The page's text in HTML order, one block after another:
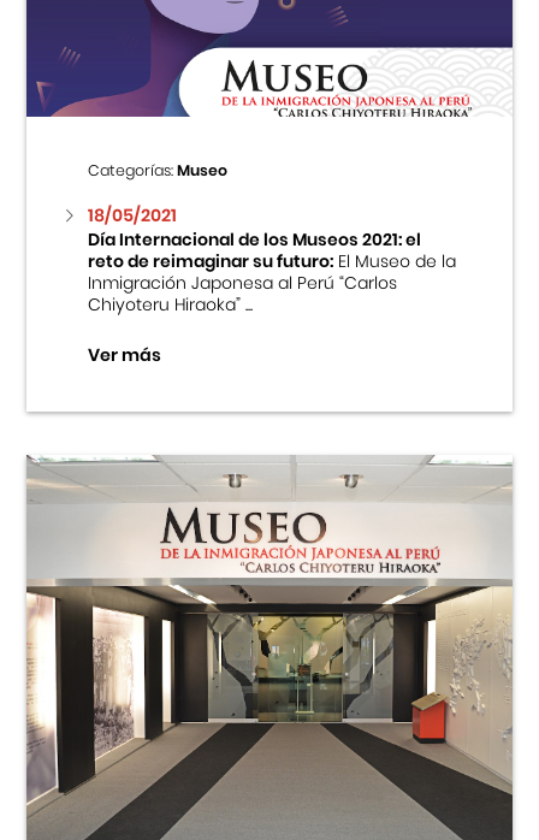
Centro Cultural Peruano Japonés
Cursos
Museo de la Inmigración Japonesa
Fondo Editorial
Teatro Peruano Japonés
Categorías:Museo
18/05/2021
Día Internacional de los Museos 2021: el
reto de reimaginar su futuro:El Museo de la
Inmigración Japonesa al Perú “Carlos
Chiyoteru Hiraoka” ...
Ver más